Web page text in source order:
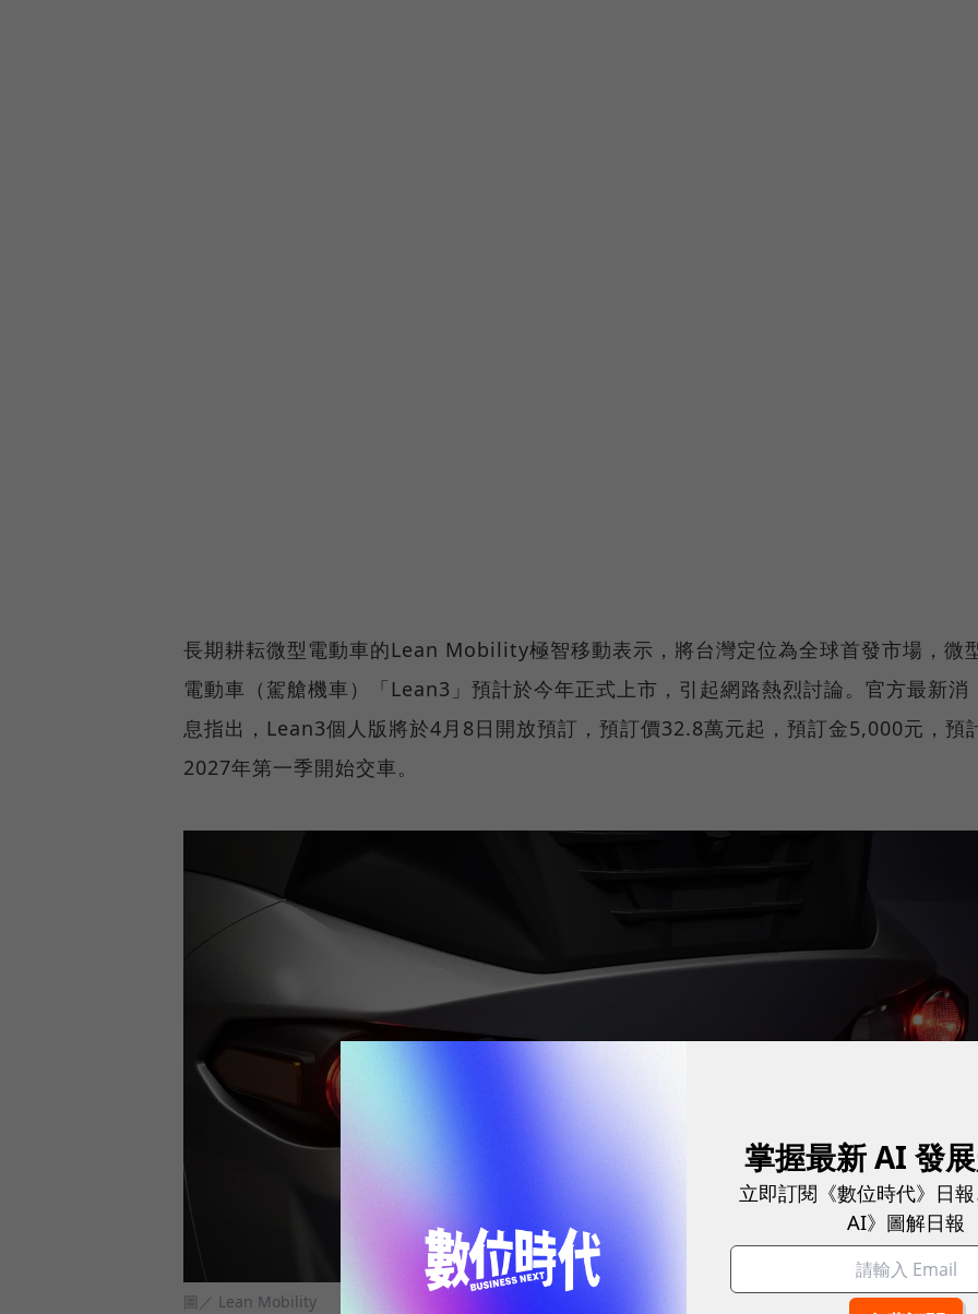
長期耕耘微型電動車的Lean Mobility極智移動表示，將台灣定位為全球首發市場，微
電動車（駕艙機車）「Lean3」預計於今年正式上市，引起網路熱烈討論。官方最新消
息指出，Lean3個人版將於4月8日開放預訂，預訂價32.8萬元起，預訂金5,000元，預
2027年第一季開始交車。
圖／ Lean Mobility
掌握最新 AI 發
立即訂閱《數位時代》日
AI》圖解日報